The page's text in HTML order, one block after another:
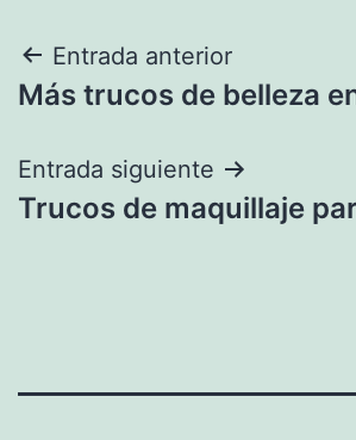
Navegación
de
entradas
Entrada anterior
Más trucos de belleza
Entrada siguiente
Trucos de maquillaje